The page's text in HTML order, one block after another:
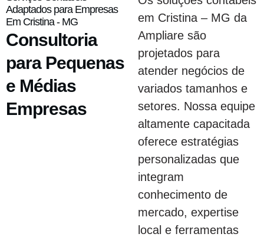
Adaptados para Empresas
Em Cristina - MG
Consultoria
para Pequenas
e Médias
Empresas
em Cristina – MG da
Ampliare são
projetados para
atender negócios de
variados tamanhos e
setores. Nossa equipe
altamente capacitada
oferece estratégias
personalizadas que
integram
conhecimento de
mercado, expertise
local e ferramentas